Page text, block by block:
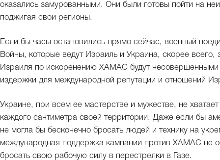
оказались замурованными. Они были готовы пойти на
поджигая свои регионы.
Если бы часы остановились прямо сейчас, военный
Войны, которые ведут Израиль и Украина, скорее всего,
Израиля по искоренению ХАМАС будут несовершенными
издержки для международной репутации и отношений
Украине, при всем ее мастерстве и мужестве, не
каждого сантиметра своей территории. Даже если бы
не могла бы бесконечно бросать людей и технику на
международная поддержка кампании против ХАМАС не
бросать свою рабочую силу в перестрелки в Газе.